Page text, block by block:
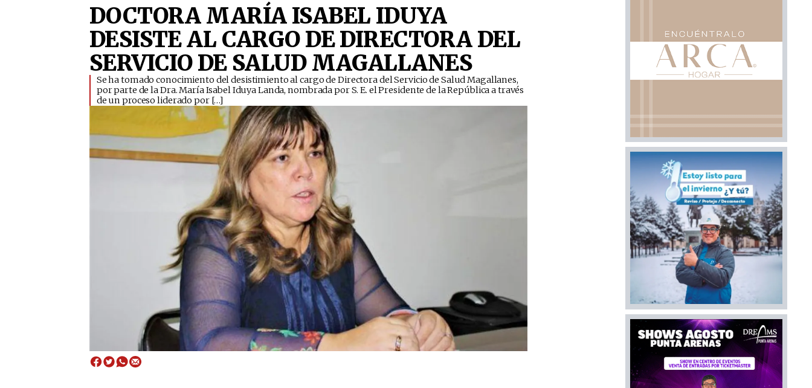
DOCTORA MARÍA ISABEL IDUYA
DESISTE AL CARGO DE DIRECTORA DEL
SERVICIO DE SALUD MAGALLANES
Se ha tomado conocimiento del desistimiento al cargo de Directora del Servicio de Salud Magallanes,
por parte de la Dra. María Isabel Iduya Landa, nombrada por S. E. el Presidente de la República a través
de un proceso liderado por […]